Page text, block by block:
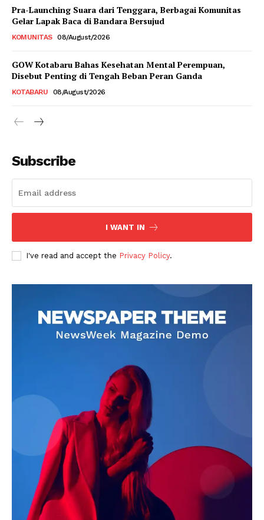
Pra-Launching Suara dari Tenggara, Berbagai Komunitas
Gelar Lapak Baca di Bandara Bersujud
KOMUNITAS 08/August/2026
GOW Kotabaru Bahas Kesehatan Mental Perempuan,
Disebut Penting di Tengah Beban Peran Ganda
KOTABARU 08/August/2026
Subscribe
I WANT IN
I've read and accept the Privacy Policy.